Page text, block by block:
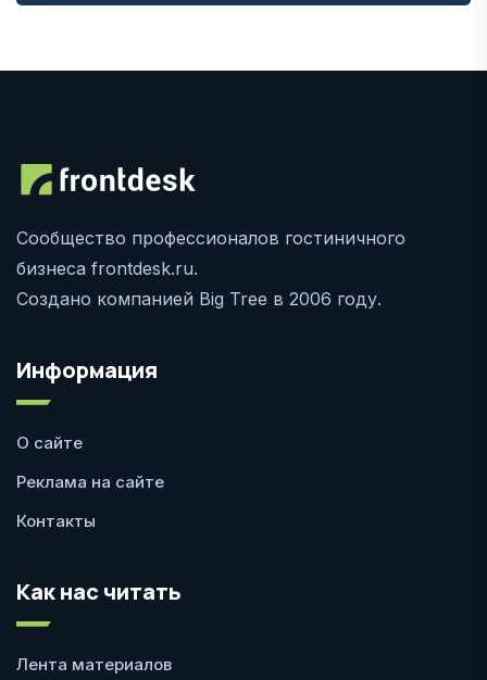
Сообщество профессионалов гостиничного
бизнеса frontdesk.ru.
Создано компанией Big Tree в 2006 году.
Информация
О сайте
Реклама на сайте
Контакты
Как нас читать
Лента материалов